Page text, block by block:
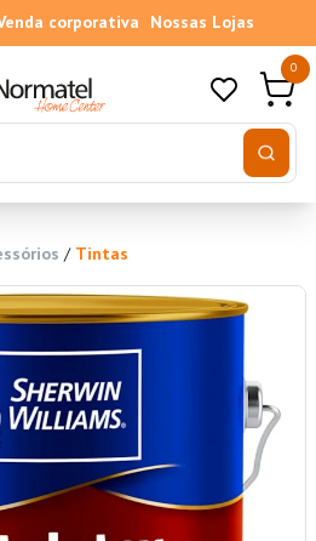
corporativa Nossas Lojas
0
/ Tintas